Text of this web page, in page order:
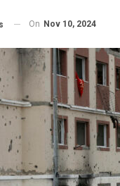
On Nov 10, 2024